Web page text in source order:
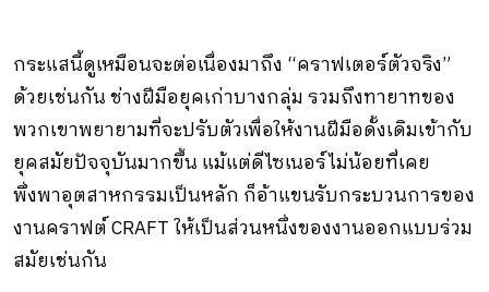
กระแสนี้ดูเหมือนจะต่อเนื่องมาถึง “คราฟเตอร์ตัวจริง”
ด้วยเช่นกัน ช่างฝีมือยุคเก่าบางกลุ่ม รวมถึงทายาทของ
พวกเขาพยายามที่จะปรับตัวเพื่อให้งานฝีมือดั้งเดิมเข้ากับ
ยุคสมัยปัจจุบันมากขึ้น แม้แต่ดีไซเนอร์ไม่น้อยที่เคย
พึ่งพาอุตสาหกรรมเป็นหลัก ก็อ้าแขนรับกระบวนการของ
งานคราฟต์ CRAFT ให้เป็นส่วนหนึ่งของงานออกแบบร่วม
สมัยเช่นกัน